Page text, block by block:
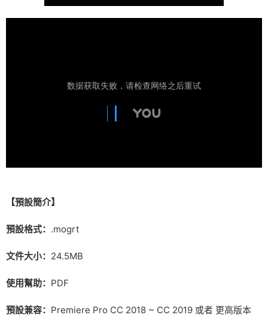
【預設簡介】
預設格式： .mogrt
文件大小： 24.5MB
使用幫助： PDF
預設兼容： Premiere Pro CC 2018 ~ CC 2019 或者 更高版本